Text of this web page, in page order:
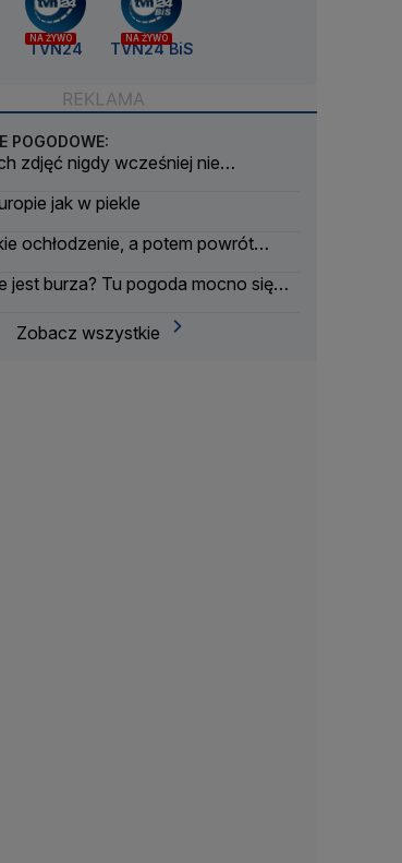
NA ŻYWO
TVN24
NA ŻYWO
TVN24 BiS
POGODOWE:
zdjęć nigdy wcześniej nie
jak w piekle
ochłodzenie, a potem powrót
jest burza? Tu pogoda mocno się
Zobacz wszystkie